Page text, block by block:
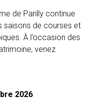
de Parilly continue
saisons de courses et
À l’occasion des
venez
2026